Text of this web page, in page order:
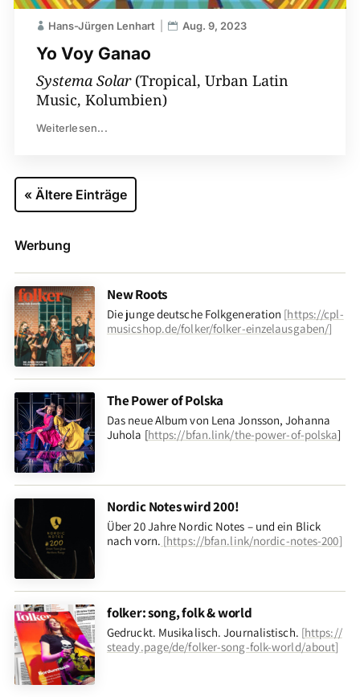
Yo Voy Ganao
Hans-Jürgen Lenhart Aug. 9, 2023
Systema Solar (Tropical, Urban Latin
Music, Kolumbien)
Weiterlesen...
« Ältere Einträge
Werbung
New Roots
Die junge deutsche Folkgeneration [https://cpl-
musicshop.de/folker/folker-einzelausgaben/]
The Power of Polska
Das neue Album von Lena Jonsson, Johanna
Juhola [https://bfan.link/the-power-of-polska]
Nordic Notes wird 200!
Über 20 Jahre Nordic Notes – und ein Blick
nach vorn. [https://bfan.link/nordic-notes-200]
folker: song, folk & world
Gedruckt. Musikalisch. Journalistisch. [https://
steady.page/de/folker-song-folk-world/about]